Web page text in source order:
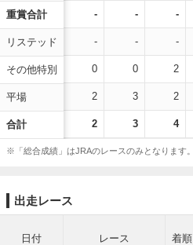
重賞合計
リステッド
その他特別
平場
合計
- - -
- - -
0 0 2
2 3 2
2 3 4
※「総合成績」はJRAのレースのみとなります。
出走レース
日付 レース 着順